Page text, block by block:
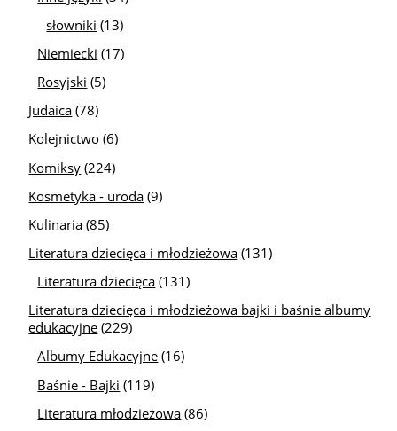
słowniki (13)
Niemiecki (17)
Rosyjski (5)
Judaica (78)
Kolejnictwo (6)
Komiksy (224)
Kosmetyka - uroda (9)
Kulinaria (85)
Literatura dziecięca i młodzieżowa (131)
Literatura dziecięca (131)
Literatura dziecięca i młodzieżowa bajki i baśnie albumy
edukacyjne (229)
Albumy Edukacyjne (16)
Baśnie - Bajki (119)
Literatura młodzieżowa (86)